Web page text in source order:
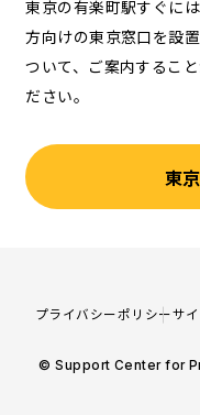
東京の有楽町駅すぐに
方向けの東京窓口を設
ついて、ご案内するこ
ださい。
東
プライバシーポリシーサ
© Support Center for